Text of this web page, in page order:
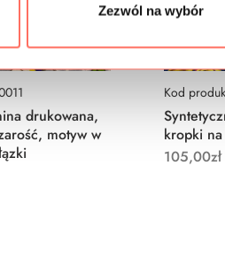
Zezwól na wybór
drukowana,
motyw w
Kod
kropki
105,00zł